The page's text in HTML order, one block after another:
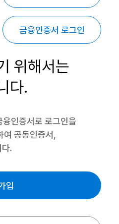
금융인증서 로그인
위해서는
다.
인증서로 로그인을
공동인증서,
.
입